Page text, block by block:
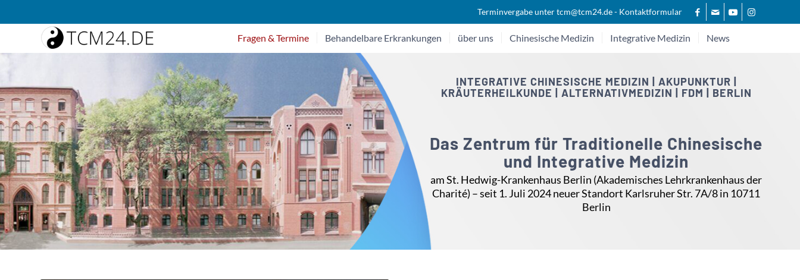
Terminvergabe untertcm@tcm24.de- Kontaktformular
Fragen & Termine Behandelbare Erkrankungen über uns Chinesische Medizin Integrative Medizin News
INTEGRATIVE CHINESISCHE MEDIZIN | AKUPUNKTUR |
KRÄUTERHEILKUNDE | ALTERNATIVMEDIZIN | FDM | BERLIN
Das Zentrum für Traditionelle Chinesische
und Integrative Medizin
am St. Hedwig-Krankenhaus Berlin (Akademisches Lehrkrankenhaus der
Charité) – seit 1. Juli 2024 neuer Standort Karlsruher Str. 7A/8 in 10711
Berlin